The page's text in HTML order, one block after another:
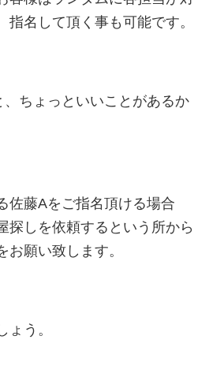
指名して頂く事も可能です。
ちょっといいことがあるか
佐藤Aをご指名頂ける場合
探しを依頼するという所から
お願い致します。
ょう。